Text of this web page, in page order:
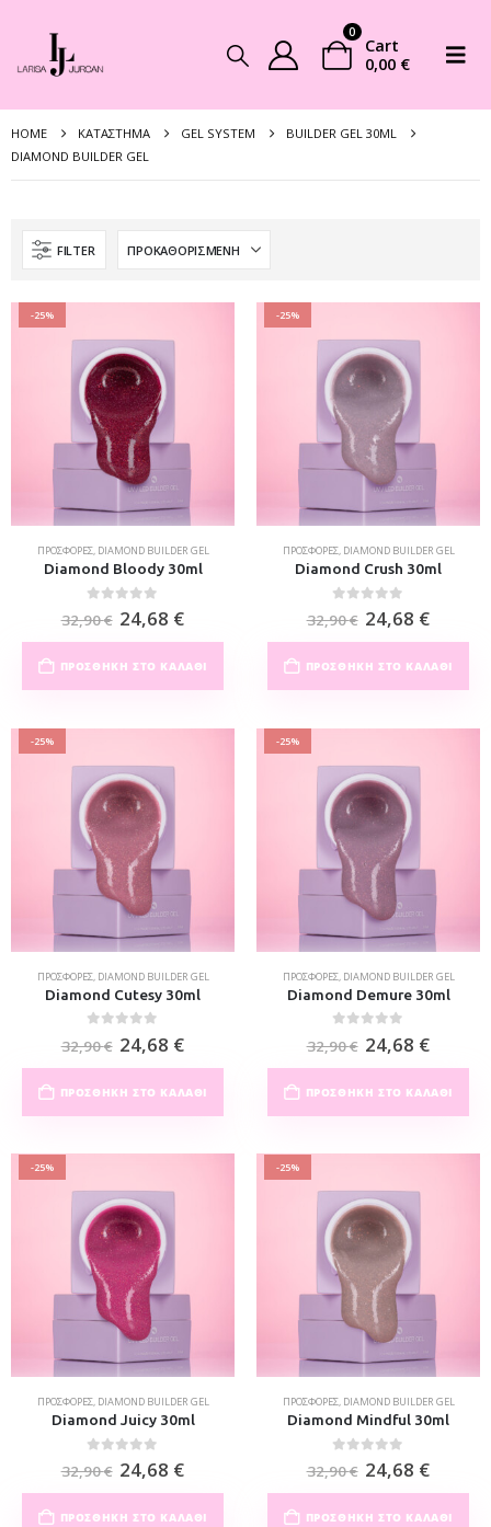
0
Cart
0,00 €
HOME ΚΑΤΆΣΤΗΜΑ GEL SYSTEM
BUILDER GEL 30ML
DIAMOND BUILDER GEL
FILTER
-25%
ΠΡΟΣΦΟΡΈΣ, DIAMOND BUILDER GEL
Diamond Bloody 30ml
out of 5
32,90€ 24,68 €
ΠΡΟΣΘΉΚΗ ΣΤΟ ΚΑΛΆΘΙ
-25%
ΠΡΟΣΦΟΡΈΣ, DIAMOND BUILDER GEL
Diamond Crush 30ml
out of 5
32,90€ 24,68 €
ΠΡΟΣΘΉΚΗ ΣΤΟ ΚΑΛΆΘΙ
-25%
ΠΡΟΣΦΟΡΈΣ, DIAMOND BUILDER GEL
Diamond Cutesy 30ml
out of 5
32,90€ 24,68 €
ΠΡΟΣΘΉΚΗ ΣΤΟ ΚΑΛΆΘΙ
-25%
ΠΡΟΣΦΟΡΈΣ, DIAMOND BUILDER GEL
Diamond Demure 30ml
out of 5
32,90€ 24,68 €
ΠΡΟΣΘΉΚΗ ΣΤΟ ΚΑΛΆΘΙ
-25%
ΠΡΟΣΦΟΡΈΣ, DIAMOND BUILDER GEL
Diamond Juicy 30ml
out of 5
32,90€ 24,68 €
ΠΡΟΣΘΉΚΗ ΣΤΟ ΚΑΛΆΘΙ
-25%
ΠΡΟΣΦΟΡΈΣ, DIAMOND BUILDER GEL
Diamond Mindful 30ml
out of 5
32,90€ 24,68 €
ΠΡΟΣΘΉΚΗ ΣΤΟ ΚΑΛΆΘΙ